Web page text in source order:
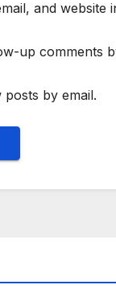
and
up comments
by email.